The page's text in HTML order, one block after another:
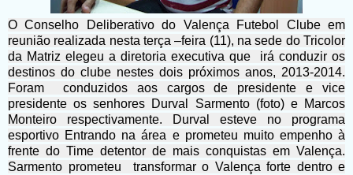
O Conselho Deliberativo do Valença Futebol Clube em
reunião realizada nesta terça –feira (11), na sede do Tricolor
da Matriz elegeu a diretoria executiva que irá conduzir os
destinos do clube nestes dois próximos anos, 2013-2014.
Foram conduzidos aos cargos de presidente e vice
presidente os senhores Durval Sarmento (foto) e Marcos
Monteiro respectivamente. Durval esteve no programa
esportivo Entrando na área e prometeu muito empenho à
frente do Time detentor de mais conquistas em Valença.
Sarmento prometeu transformar o Valença forte dentro e